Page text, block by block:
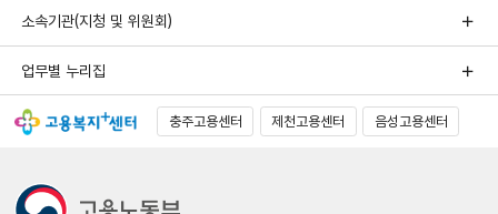
소속기관(지청 및 위원회)
업무별 누리집
충주고용센터 제천고용센터 음성고용센터